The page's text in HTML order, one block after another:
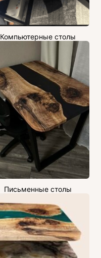
Компьютерные столы
Письменные столы